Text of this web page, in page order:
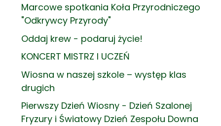
Marcowe spotkania Koła Przyrodniczego
"Odkrywcy Przyrody"
Oddaj krew - podaruj życie!
KONCERT MISTRZ I UCZEŃ
Wiosna w naszej szkole – występ klas
drugich
Pierwszy Dzień Wiosny - Dzień Szalonej
Fryzury i Światowy Dzień Zespołu Downa